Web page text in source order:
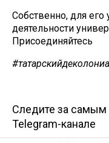
Собственно, для его
деятельности
Присоединяйтесь
Следите за
Telegram-канале